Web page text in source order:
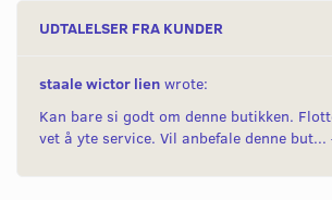
UDTALELSER FRA KUNDER
staale wictor lien wrote:
Kan bare si godt om denne butikken.
vet å yte service. Vil anbefale denne